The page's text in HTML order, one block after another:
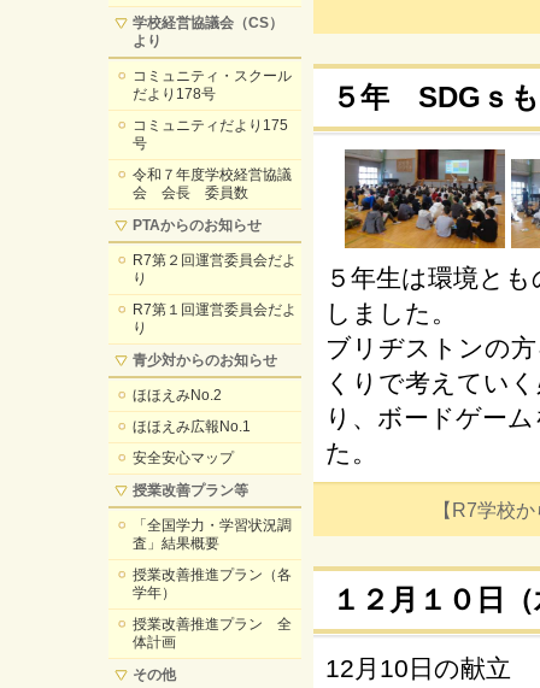
学校経営協議会（CS）
より
コミュニティ・スクール
だより178号
コミュニティだより175
号
令和７年度学校経営協議
会 会長 委員数
PTAからのお知らせ
R7第２回運営委員会だよ
り
R7第１回運営委員会だよ
り
青少対からのお知らせ
ほほえみNo.2
ほほえみ広報No.1
安全安心マップ
授業改善プラン等
「全国学力・学習状況調
査」結果概要
授業改善推進プラン（各
学年）
授業改善推進プラン 全
体計画
その他
５年 SDGｓ
５年生は環境と
しました。
ブリヂストンの
くりで考えてい
り、ボードゲー
た。
【R7学校
１２月１０日
12月10日の献立